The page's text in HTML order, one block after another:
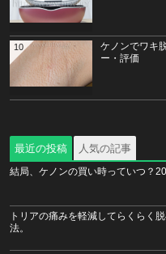
ケノンでワキ
ー・評価
10
最近の投稿 人気の記事
結局、ケノンの買い時っていつ？
トリアの痛みを軽減してらくらく
法。